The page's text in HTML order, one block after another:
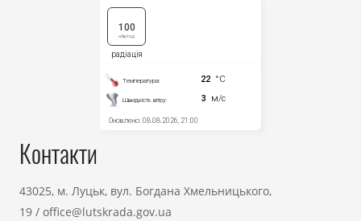
Контакти
43025, м. Луцьк, вул. Богдана Хмельницького,
19 / office@lutskrada.gov.ua